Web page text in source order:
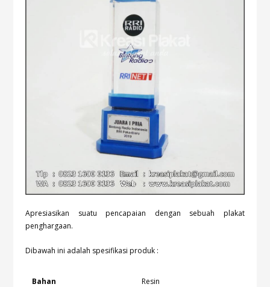
Apresiasikan suatu pencapaian dengan sebuah plakat
penghargaan.
Dibawah ini adalah spesifikasi produk :
Bahan Resin